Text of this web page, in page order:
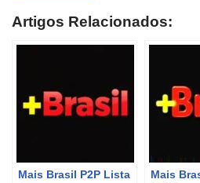
Artigos Relacionados:
Mais Brasil P2P Lista
Mais